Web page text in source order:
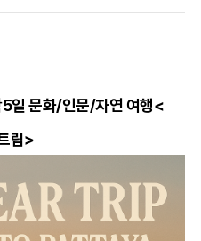
5일문화/인문/자연 여행<
립>